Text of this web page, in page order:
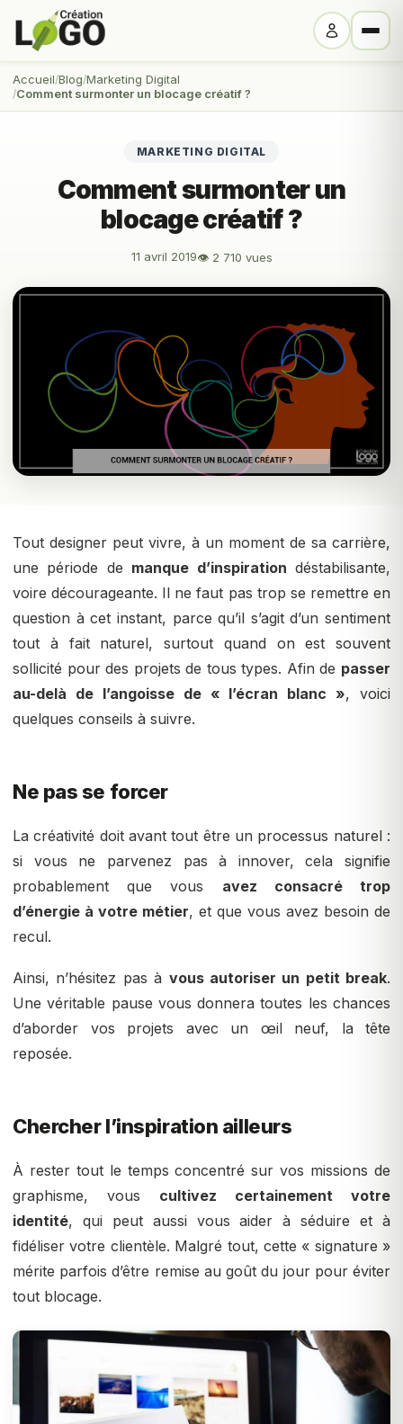
Accueil Blog Marketing Digital
Comment surmonter un blocage créatif ?
MARKETING DIGITAL
Comment surmonter un
blocage créatif ?
11 avril 2019👁 2 710 vues
Tout designer peut vivre, à un moment de sa carrière,
une période de manque d’inspiration déstabilisante,
voire décourageante. Il ne faut pas trop se remettre en
question à cet instant, parce qu’il s’agit d’un sentiment
tout à fait naturel, surtout quand on est souvent
sollicité pour des projets de tous types. Afin de passer
au-delà de l’angoisse de « l’écran blanc », voici
quelques conseils à suivre.
Ne pas se forcer
La créativité doit avant tout être un processus naturel :
si vous ne parvenez pas à innover, cela signifie
probablement que vous avez consacré trop
d’énergie à votre métier, et que vous avez besoin de
recul.
Ainsi, n’hésitez pas à vous autoriser un petit break.
Une véritable pause vous donnera toutes les chances
d’aborder vos projets avec un œil neuf, la tête
reposée.
Chercher l’inspiration ailleurs
À rester tout le temps concentré sur vos missions de
graphisme, vous cultivez certainement votre
identité, qui peut aussi vous aider à séduire et à
fidéliser votre clientèle. Malgré tout, cette « signature »
mérite parfois d’être remise au goût du jour pour éviter
tout blocage.